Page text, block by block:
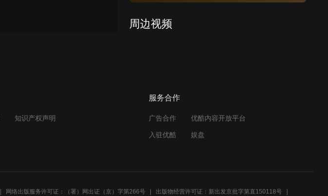
周边视频
02:53
知识产权声明
服务合作
广告合作 优酷内容开放平台
入驻优酷 娱盘
网络出版服务许可证：（署）网出证（京）字第266号 出版物经营许可证：新出发京批字第直150118号